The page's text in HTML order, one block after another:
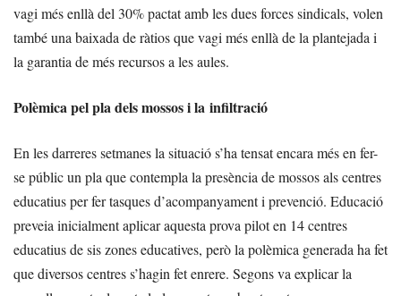
vagi més enllà del 30% pactat amb les dues forces sindicals, volen
també una baixada de ràtios que vagi més enllà de la plantejada i
la garantia de més recursos a les aules.
Polèmica pel pla dels mossos i la infiltració
En les darreres setmanes la situació s’ha tensat encara més en fer-
se públic un pla que contempla la presència de mossos als centres
educatius per fer tasques d’acompanyament i prevenció. Educació
preveia inicialment aplicar aquesta prova pilot en 14 centres
educatius de sis zones educatives, però la polèmica generada ha fet
que diversos centres s’hagin fet enrere. Segons va explicar la